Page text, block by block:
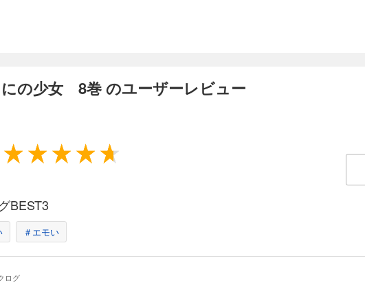
の少女 8巻 のユーザーレビュー
BEST3
＃エモい
ログ